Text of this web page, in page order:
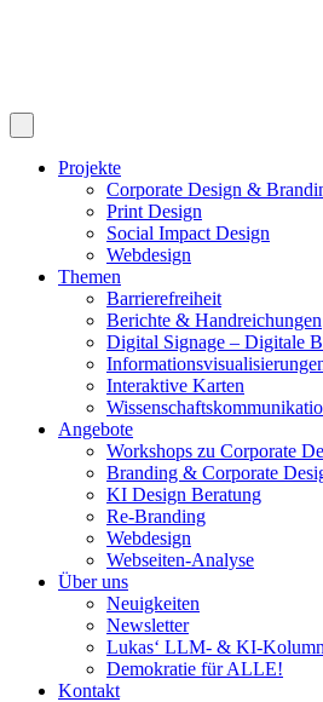
Projekte
Corporate Design &
Print Design
Social Impact Design
Webdesign
Themen
Barrierefreiheit
Berichte & Handreichungen
Digital Signage – Digitale
Interaktive Karten
Angebote
Workshops zu Corporate
Branding & Corporate
KI Design Beratung
Re-Branding
Webdesign
Webseiten-Analyse
Über uns
Neuigkeiten
Newsletter
Lukas‘ LLM- & KI-
Demokratie für ALLE!
Kontakt